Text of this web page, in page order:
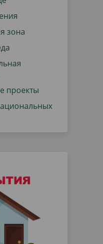
зона
проекты